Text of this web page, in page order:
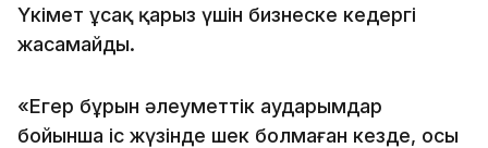
Үкімет ұсақ қарыз үшін бизнеске кедергі
жасамайды.
«Егер бұрын әлеуметтік аударымдар
бойынша іс жүзінде шек болмаған кезде, осы